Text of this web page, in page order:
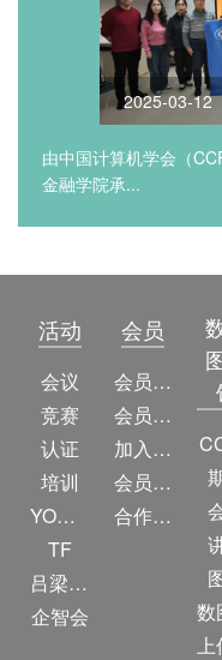
2025-03-12
由中国计算机学会（
金融学院承...
活动
会议
竞赛
认证
培训
YOCSEF
TF
吕梁振兴
企智会
会员
会员简介
会员权益
加入CCF
会员交费
合作伙伴